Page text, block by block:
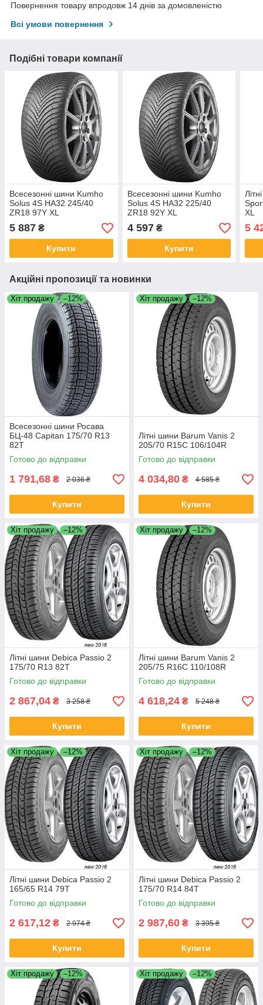
Повернення товару впродовж 14 днів за домовленістю
Всі умови повернення
Подібні товари компанії
Всесезонні шини Kumho
Solus 4S HA32 245/40
ZR18 97Y XL
5 887 ₴
Купити
Всесезонні шини Kumho
Solus 4S HA32 225/40
ZR18 92Y XL
4 597₴
Купити
XL
5
Акційні пропозиції та новинки
Хіт продажу –12%
Всесезонні шини Росава
БЦ-48 Capitan 175/70 R13
82T
Готово до відправки
1 791,68 ₴ 2 036 ₴
Купити
Хіт продажу –12%
Літні шини Barum Vanis 2
205/70 R15C 106/104R
Готово до відправки
4 034,80 ₴ 4 585 ₴
Купити
Хіт продажу –12%
Літні шини Debica Passio 2
175/70 R13 82T
Готово до відправки
2 867,04 ₴ 3 258 ₴
Купити
Хіт продажу –12%
Літні шини Barum Vanis 2
205/75 R16C 110/108R
Готово до відправки
4 618,24 ₴ 5 248 ₴
Купити
Хіт продажу –12%
Літні шини Debica Passio 2
165/65 R14 79T
Готово до відправки
2 617,12 ₴ 2 974 ₴
Купити
Хіт продажу –12%
Літні шини Debica Passio 2
175/70 R14 84T
Готово до відправки
2 987,60 ₴ 3 395 ₴
Купити
Хіт продажу –12% Хіт продажу –12%